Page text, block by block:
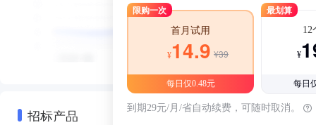
招标产品
限购一次
首月试用
¥14.9 ¥39
每日仅0.48元
最划算
12
¥
每日
到期29元/月/省自动续费，可随时取消。